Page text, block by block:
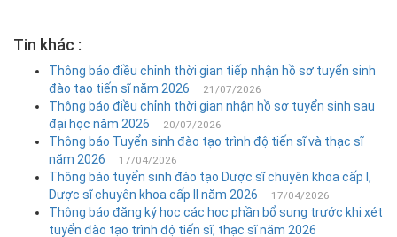
và
Điểm
chuẩn
hàng
năm
+ Ngành
đào
tạo
đại
Tin khác :
Thông báo điều chỉnh thời gian tiếp nhận hồ sơ tuyển sinh
đào tạo tiến sĩ năm 2026
21/07/2026
Thông báo điều chỉnh thời gian nhận hồ sơ tuyển sinh sau
đại học năm 2026
20/07/2026
Thông báo Tuyển sinh đào tạo trình độ tiến sĩ và thạc sĩ
năm 2026
17/04/2026
Thông báo tuyển sinh đào tạo Dược sĩ chuyên khoa cấp I,
Dược sĩ chuyên khoa cấp II năm 2026
17/04/2026
Thông báo đăng ký học các học phần bổ sung trước khi xét
tuyển đào tạo trình độ tiến sĩ, thạc sĩ năm 2026